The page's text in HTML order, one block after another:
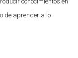
de aprender a lo